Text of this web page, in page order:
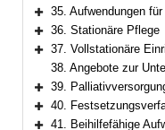
Bereich erweitern
35. Aufwendungen für Pflegehilfsmittel
Bereich erweitern
36. Stationäre Pflege
Bereich erweitern
37. Vollstationäre
38. Angebote zur
Bereich erweitern
39.
Bereich erweitern
40.
41. Beihilfefähige